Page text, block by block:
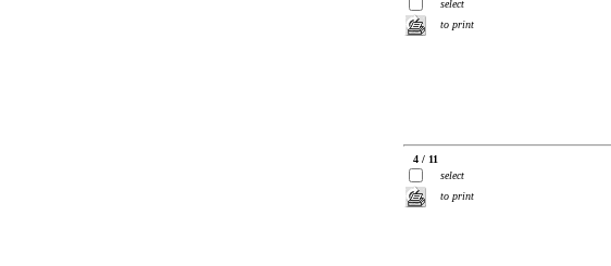
select
to print
4 / 11
select
to print